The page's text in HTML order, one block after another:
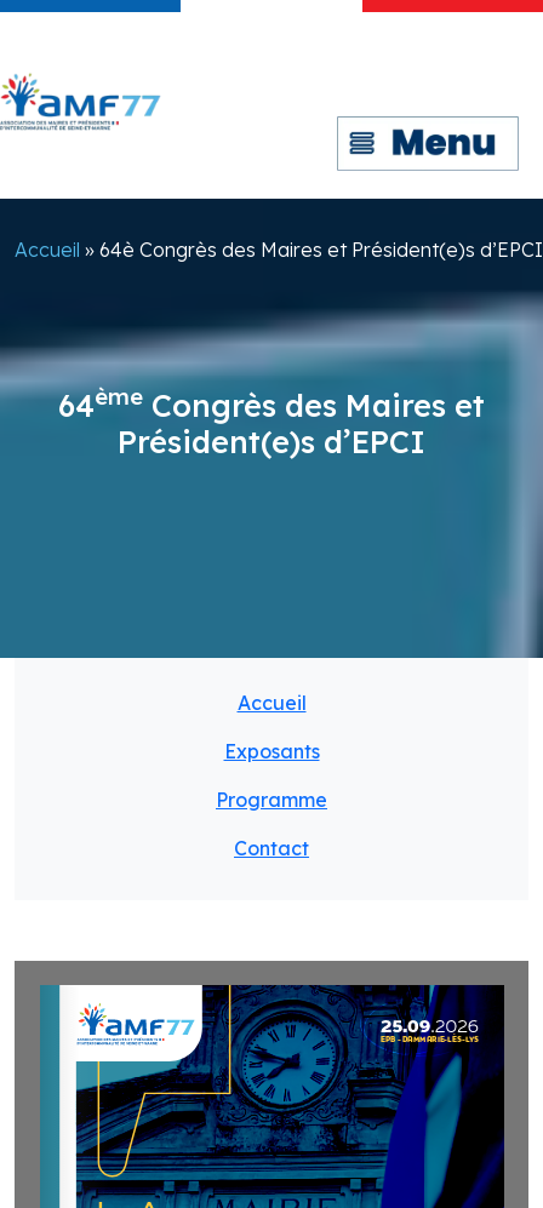
Accueil » 64è Congrès des Maires et Président(e)s d’EPCI
64ème Congrès des Maires et
Président(e)s d’EPCI
Accueil
Exposants
Programme
Contact